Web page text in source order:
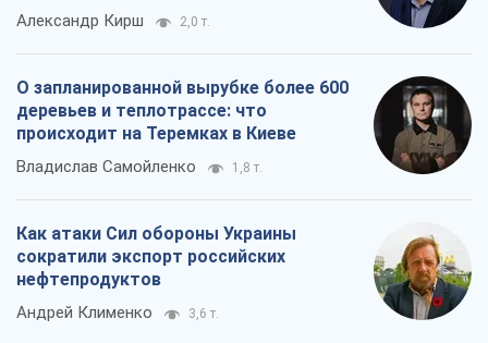
Александр Кирш 2,0 т.
О запланированной вырубке более 600
деревьев и теплотрассе: что
происходит на Теремках в Киеве
Владислав Самойленко 1,8 т.
Как атаки Сил обороны Украины
сократили экспорт российских
нефтепродуктов
Андрей Клименко 3,6 т.